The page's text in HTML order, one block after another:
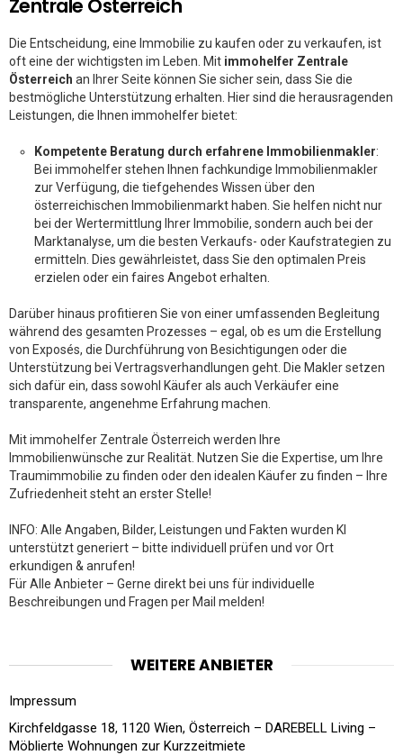
Zentrale Österreich
Die Entscheidung, eine Immobilie zu kaufen oder zu verkaufen, ist
oft eine der wichtigsten im Leben. Mit immohelfer Zentrale
Österreich an Ihrer Seite können Sie sicher sein, dass Sie die
bestmögliche Unterstützung erhalten. Hier sind die herausragenden
Leistungen, die Ihnen immohelfer bietet:
Kompetente Beratung durch erfahrene Immobilienmakler:
Bei immohelfer stehen Ihnen fachkundige Immobilienmakler
zur Verfügung, die tiefgehendes Wissen über den
österreichischen Immobilienmarkt haben. Sie helfen nicht nur
bei der Wertermittlung Ihrer Immobilie, sondern auch bei der
Marktanalyse, um die besten Verkaufs- oder Kaufstrategien zu
ermitteln. Dies gewährleistet, dass Sie den optimalen Preis
erzielen oder ein faires Angebot erhalten.
Darüber hinaus profitieren Sie von einer umfassenden Begleitung
während des gesamten Prozesses – egal, ob es um die Erstellung
von Exposés, die Durchführung von Besichtigungen oder die
Unterstützung bei Vertragsverhandlungen geht. Die Makler setzen
sich dafür ein, dass sowohl Käufer als auch Verkäufer eine
transparente, angenehme Erfahrung machen.
Mit immohelfer Zentrale Österreich werden Ihre
Immobilienwünsche zur Realität. Nutzen Sie die Expertise, um Ihre
Traumimmobilie zu finden oder den idealen Käufer zu finden – Ihre
Zufriedenheit steht an erster Stelle!
INFO: Alle Angaben, Bilder, Leistungen und Fakten wurden KI
unterstützt generiert – bitte individuell prüfen und vor Ort
erkundigen & anrufen!
Für Alle Anbieter – Gerne direkt bei uns für individuelle
Beschreibungen und Fragen per Mail melden!
WEITERE ANBIETER
Impressum
Kirchfeldgasse 18, 1120 Wien, Österreich – DAREBELL Living –
Möblierte Wohnungen zur Kurzzeitmiete